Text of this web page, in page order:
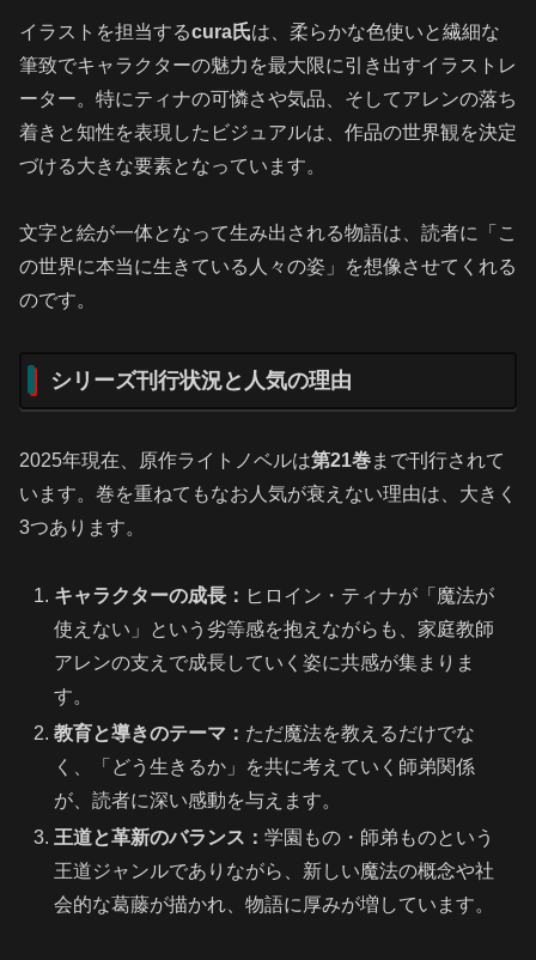
イラストを担当するcura氏は、柔らかな色使いと繊細な
筆致でキャラクターの魅力を最大限に引き出すイラストレ
ーター。特にティナの可憐さや気品、そしてアレンの落ち
着きと知性を表現したビジュアルは、作品の世界観を決定
づける大きな要素となっています。
文字と絵が一体となって生み出される物語は、読者に「こ
の世界に本当に生きている人々の姿」を想像させてくれる
のです。
シリーズ刊行状況と人気の理由
2025年現在、原作ライトノベルは第21巻まで刊行されて
います。巻を重ねてもなお人気が衰えない理由は、大きく
3つあります。
キャラクターの成長： ヒロイン・ティナが「魔法が
使えない」という劣等感を抱えながらも、家庭教師
アレンの支えで成長していく姿に共感が集まりま
す。
教育と導きのテーマ： ただ魔法を教えるだけでな
く、「どう生きるか」を共に考えていく師弟関係
が、読者に深い感動を与えます。
王道と革新のバランス：学園もの・師弟ものという
王道ジャンルでありながら、新しい魔法の概念や社
会的な葛藤が描かれ、物語に厚みが増しています。